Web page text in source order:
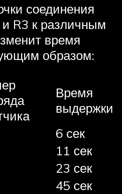
соединения
R3 к различным
время
образом:
Время
выдержки
6 сек
11 сек
23 сек
45 сек